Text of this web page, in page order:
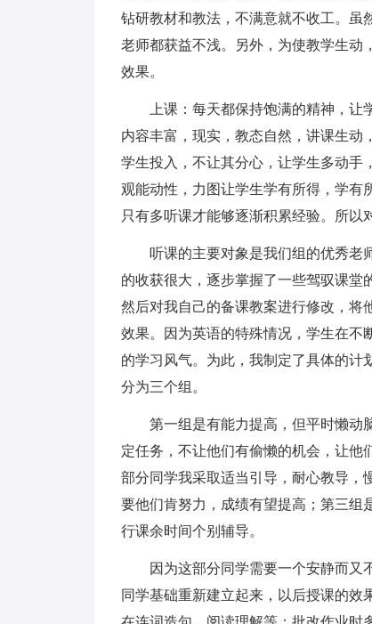
钻研教材和教法，不满意就不收工。虽
老师都获益不浅。另外，为使教学生动
效果。
上课：每天都保持饱满的精神，让
内容丰富，现实，教态自然，讲课生动
学生投入，不让其分心，让学生多动手
观能动性，力图让学生学有所得，学有
只有多听课才能够逐渐积累经验。所以
听课的主要对象是我们组的优秀老
的收获很大，逐步掌握了一些驾驭课堂
然后对我自己的备课教案进行修改，将
效果。因为英语的特殊情况，学生在不
的学习风气。为此，我制定了具体的计
分为三个组。
第一组是有能力提高，但平时懒动脑
定任务，不让他们有偷懒的机会，让他
部分同学我采取适当引导，耐心教导，
要他们肯努力，成绩有望提高；第三组
行课余时间个别辅导。
因为这部分同学需要一个安静而又
同学基础重新建立起来，以后授课的